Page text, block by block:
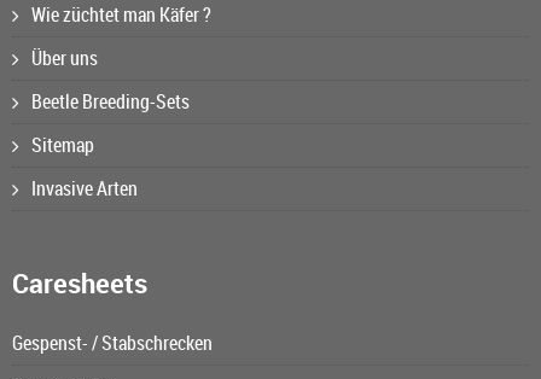
Wie züchtet man Käfer ?
Über uns
Beetle Breeding-Sets
Sitemap
Invasive Arten
Caresheets
Gespenst- / Stabschrecken